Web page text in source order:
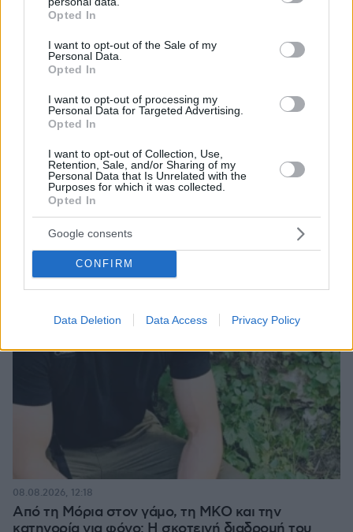
grant or deny consent to Google and its third-party tags to
use your data for below specified purposes in below Google
consent section.
Opted In
I want to opt-out of the Sale of my
Personal Data.
Opted In
I want to opt-out of processing my
Personal Data for Targeted Advertising.
Opted In
I want to opt-out of Collection, Use,
Retention, Sale, and/or Sharing of my
Personal Data that Is Unrelated with the
Purposes for which it was collected.
Opted In
Google consents
CONFIRM
Data Deletion Data Access Privacy Policy
Τι έγραφαν οι ξένοι ανταποκριτές σε
τηλεγραφήματά τους από τη Μικρά Ασία το 1921
08.08.2026, 10:26
Από τη Μόρια στον γάμο, τη ΜΚΟ και την
08.08.2026, 12:18